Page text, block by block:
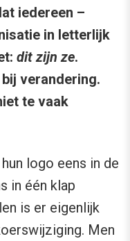
iedereen –
in letterlijk
dit zijn ze.
verandering.
te vaak
logo eens in de
in één klap
is er eigenlijk
Men